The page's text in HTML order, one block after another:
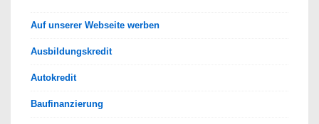
Auf unserer Webseite werben
Ausbildungskredit
Autokredit
Baufinanzierung